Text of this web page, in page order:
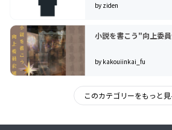
by ziden
小説を書こう"向上委
by kakouiinkai_fu
このカテゴリーをもっと見